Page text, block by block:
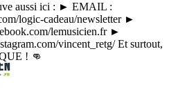
aussi ici : ► EMAIL :
logic-cadeau/newsletter ►
lemusicien.fr ►
vincent_retg/ Et surtout,
! 👊